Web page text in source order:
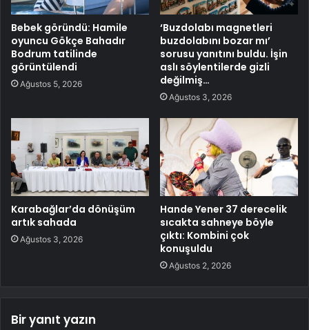
Bebek göründü: Hamile
oyuncu Gökçe Bahadır
Bodrum tatilinde
görüntülendi
Ağustos 5, 2026
‘Buzdolabı magnetleri
buzdolabını bozar mı’
sorusu yanıtını buldu. İşin
aslı söylentilerde gizli
değilmiş…
Ağustos 3, 2026
Karabağlar’da dönüşüm
artık sahada
Ağustos 3, 2026
Hande Yener 37 derecelik
sıcakta sahneye böyle
çıktı: Kombini çok
konuşuldu
Ağustos 2, 2026
Bir yanıt yazın